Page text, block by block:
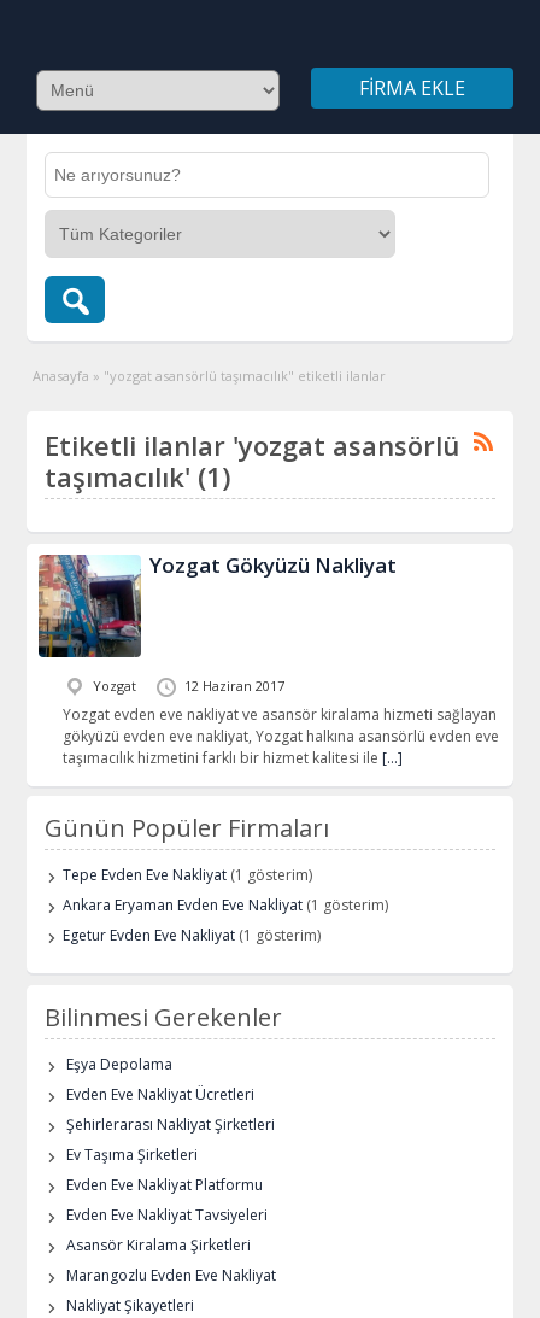
FIRMA EKLE
Anasayfa » "yozgat asansörlü taşımacılık" etiketli ilanlar
Etiketli ilanlar 'yozgat asansörlü
taşımacılık' (1)
Yozgat Gökyüzü Nakliyat
Yozgat 12 Haziran 2017
Yozgat evden eve nakliyat ve asansör kiralama hizmeti sağlayan
gökyüzü evden eve nakliyat, Yozgat halkına asansörlü evden eve
taşımacılık hizmetini farklı bir hizmet kalitesi ile […]
Günün Popüler Firmaları
Tepe Evden Eve Nakliyat (1 gösterim)
Ankara Eryaman Evden Eve Nakliyat (1 gösterim)
Egetur Evden Eve Nakliyat (1 gösterim)
Bilinmesi Gerekenler
Eşya Depolama
Evden Eve Nakliyat Ücretleri
Şehirlerarası Nakliyat Şirketleri
Ev Taşıma Şirketleri
Evden Eve Nakliyat Platformu
Evden Eve Nakliyat Tavsiyeleri
Asansör Kiralama Şirketleri
Marangozlu Evden Eve Nakliyat
Nakliyat Şikayetleri